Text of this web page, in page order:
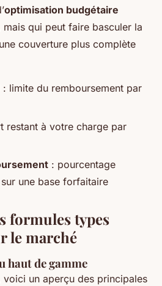
optimisation budgétaire
qui peut faire basculer la
couverture plus complète
: limite du remboursement par
restant à votre charge par
: pourcentage
une base forfaitaire
formules types
le marché
haut de gamme
un aperçu des principales